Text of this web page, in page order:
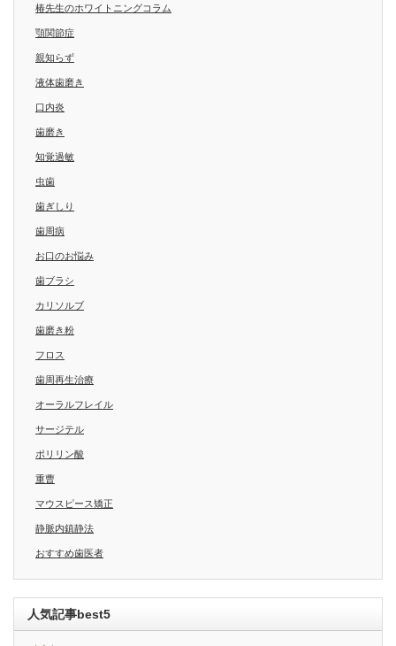
椿先生のホワイトニングコラム
顎関節症
親知らず
液体歯磨き
口内炎
歯磨き
知覚過敏
虫歯
歯ぎしり
歯周病
お口のお悩み
歯ブラシ
カリソルブ
歯磨き粉
フロス
歯周再生治療
オーラルフレイル
サージテル
ポリリン酸
重曹
マウスピース矯正
静脈内鎮静法
おすすめ歯医者
人気記事best5